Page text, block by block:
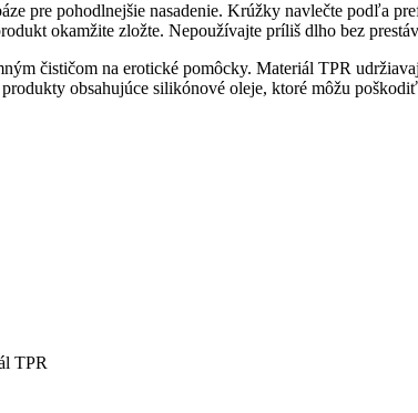
pre pohodlnejšie nasadenie. Krúžky navlečte podľa
okamžite zložte. Nepoužívajte príliš dlho bez
čističom na erotické pomôcky. Materiál TPR
obsahujúce silikónové oleje, ktoré môžu
TPR